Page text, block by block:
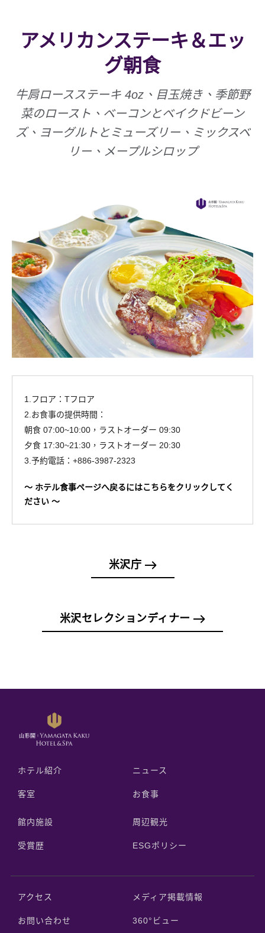
アメリカンステーキ＆エッ
グ朝食
牛肩ロースステーキ 4oz、目玉焼き、季節野
菜のロースト、ベーコンとベイクドビーン
ズ、ヨーグルトとミューズリー、ミックスベ
リー、メープルシロップ
1.フロア：Tフロア
2.お食事の提供時間：
朝食 07:00~10:00，ラストオーダー 09:30
夕食 17:30~21:30，ラストオーダー 20:30
3.予約電話：+886-3987-2323
～ ホテル食事ページへ戻るにはこちらをクリックしてく
ださい ～
米沢庁
米沢セレクションディナー
ホテル紹介 ニュース
客室 お食事
館内施設 周辺観光
受賞歴 ESGポリシー
アクセス メディア掲載情報
お問い合わせ 360°ビュー